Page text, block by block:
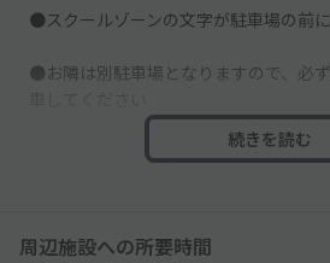
●スクールゾーンの文字が駐車場の前
●お隣は別駐車場となりますので、必
●車止めはございません
続きを読む
周辺施設への所要時間